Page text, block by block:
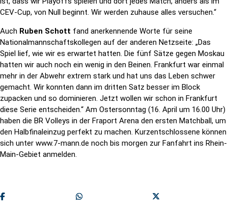
CEV-Cup, von Null beginnt. Wir werden zuhause alles versuchen.“
Auch Ruben Schott fand anerkennende Worte für seine
Nationalmannschaftskollegen auf der anderen Netzseite: „Das
Spiel lief, wie wir es erwartet hatten. Die fünf Sätze gegen Moskau
hatten wir auch noch ein wenig in den Beinen. Frankfurt war einmal
mehr in der Abwehr extrem stark und hat uns das Leben schwer
gemacht. Wir konnten dann im dritten Satz besser im Block
zupacken und so dominieren. Jetzt wollen wir schon in Frankfurt
diese Serie entscheiden.“ Am Ostersonntag (16. April um 16.00 Uhr)
haben die BR Volleys in der Fraport Arena den ersten Matchball, um
den Halbfinaleinzug perfekt zu machen. Kurzentschlossene können
sich unter www.7-mann.de noch bis morgen zur Fanfahrt ins Rhein-
Main-Gebiet anmelden.
Teilen